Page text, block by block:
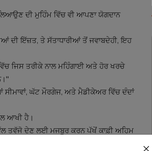
ਦੀ ਮੁਹਿੰਮ ਵਿੱਚ ਵੀ ਆਪਣਾ ਯੋਗਦਾਨ
ਦੀ ਇੱਜ਼ਤ, ਤੇ ਸੱਤਾਧਾਰੀਆਂ ਤੋਂ ਜਵਾਬਦੇਹੀ, ਇਹ
ਜਿਸ ਤਰੀਕੇ ਨਾਲ ਮਹਿੰਗਾਈ ਅਤੇ ਹੋਰ ਖਰਚੇ
ਸੀਮਾਵਾਂ, ਘੱਟ ਮੌਰਗੇਜ, ਅਤੇ ਮੈਡੀਕੇਅਰ ਵਿੱਚ ਦੰਦਾਂ
ਆਖੀ ਹੈ।
ਤਵੱਜੋ ਦੇਣ ਲਈ ਮਜਬੂਰ ਕਰਨ ਪੱਖੋਂ ਕਾਫ਼ੀ ਅਹਿਮ